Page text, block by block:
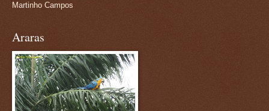
Martinho Campos
Araras